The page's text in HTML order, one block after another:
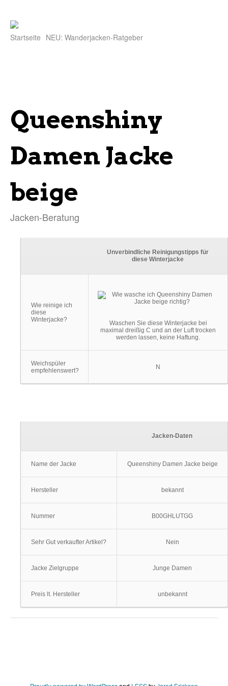
Startseite NEU: Wanderjacken-Ratgeber
Queenshiny
Damen Jacke
beige
Jacken-Beratung
Unverbindliche Reinigungstipps für
diese Winterjacke
Wie reinige ich
diese
Winterjacke?
Waschen Sie diese Winterjacke bei
maximal dreißig C und an der Luft trocken
werden lassen, keine Haftung.
Weichspüler
empfehlenswert?
N
Jacken-Daten
Name der Jacke Queenshiny Damen Jacke beige
Hersteller bekannt
Nummer B00GHLUTGG
Sehr Gut verkaufter Artikel? Nein
Jacke Zielgruppe Junge Damen
Preis lt. Hersteller unbekannt